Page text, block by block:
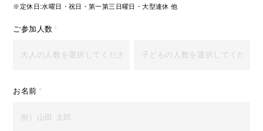
※定休日:水曜日・祝日・第一第三日曜日・大型連休 他
ご参加人数 *
お名前 *